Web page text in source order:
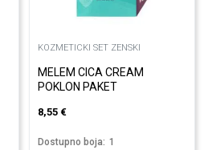
KOZMETICKI SET ZENSKI
MELEM CICA CREAM
POKLON PAKET
8,55 €
Dostupno boja: 1